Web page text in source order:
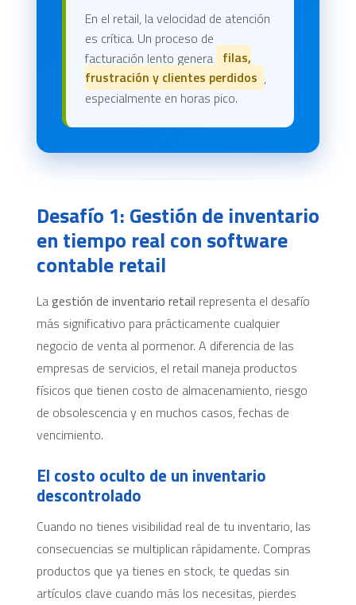
En el retail, la velocidad de atención
es crítica. Un proceso de
facturación lento genera filas,
frustración y clientes perdidos ,
especialmente en horas pico.
Desafío 1: Gestión de inventario
en tiempo real con software
contable retail
Lagestión de inventario retail representa el desafío
más significativo para prácticamente cualquier
negocio de venta al pormenor. A diferencia de las
empresas de servicios, el retail maneja productos
físicos que tienen costo de almacenamiento, riesgo
de obsolescencia y en muchos casos, fechas de
vencimiento.
El costo oculto de un inventario
descontrolado
Cuando no tienes visibilidad real de tu inventario, las
consecuencias se multiplican rápidamente. Compras
productos que ya tienes en stock, te quedas sin
artículos clave cuando más los necesitas, pierdes